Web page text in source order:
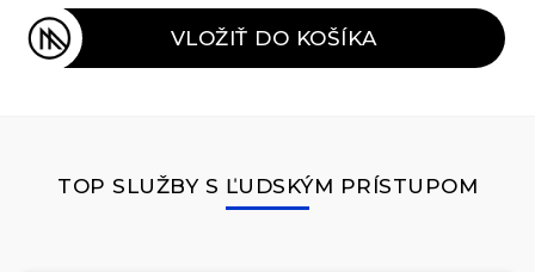
VLOŽIŤ DO KOŠÍKA
TOP SLUŽBY S ĽUDSKÝM PRÍSTUPOM